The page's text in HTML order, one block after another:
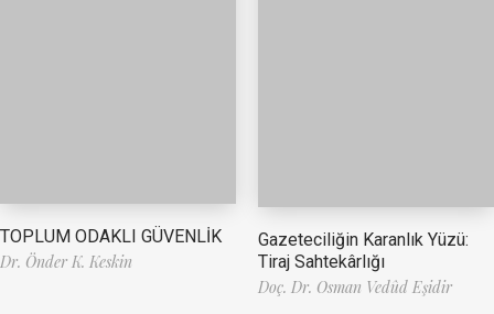
TOPLUM ODAKLI GÜVENLİK
Dr. Önder K. Keskin
Gazeteciliğin Karanlık Yüzü:
Tiraj Sahtekârlığı
Doç. Dr. Osman Vedûd Eşidir